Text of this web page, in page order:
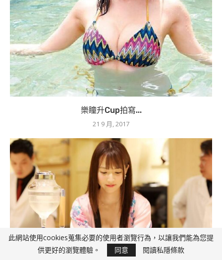
樂瞳升Cup拍寫...
21 9 月, 2017
此網站使用cookies蒐集必要的使用者瀏覽行為，以讓我們能為您提
供更好的瀏覽體驗。
同意 閱讀私隱條款